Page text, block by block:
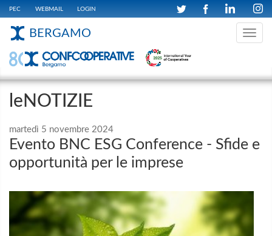
PEC WEBMAIL LOGIN
Toggle
BERGAMO
leNOTIZIE
martedì 5 novembre 2024
Evento BNC ESG Conference - Sfide e
opportunità per le imprese